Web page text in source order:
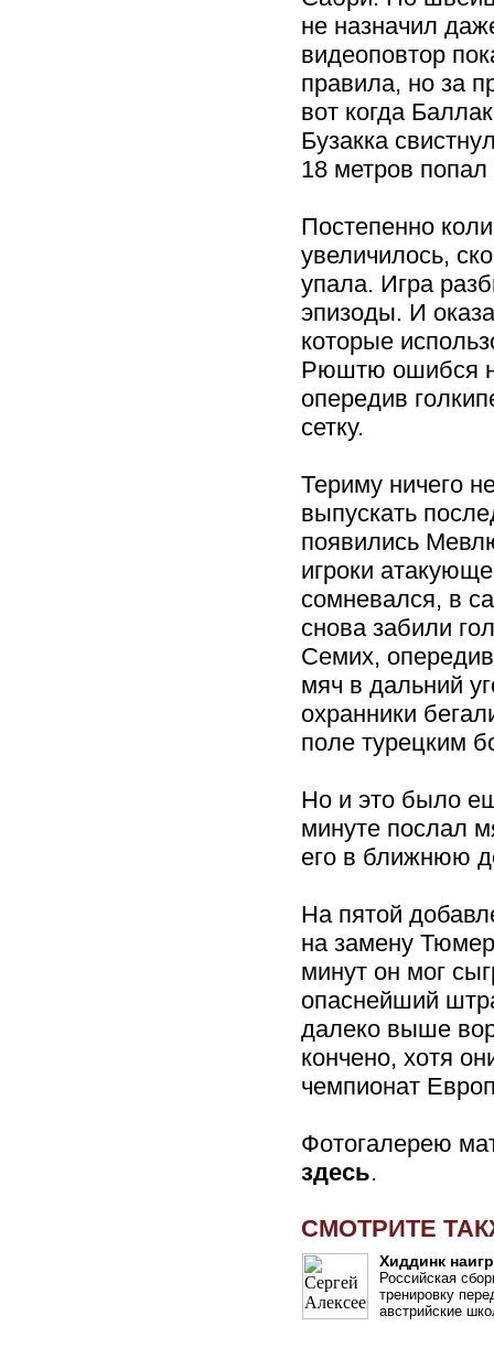
не назначил
видеоповтор
правила, но за
вот когда
Бузакка
18 метров попал
Постепенно
увеличилось,
упала. Игра
эпизоды. И
которые
Рюштю ошибся
опередив
сетку.
Териму ничего
выпускать
появились
игроки
сомневался, в
снова забили
Семих,
мяч в дальний
охранники
поле турецким
Но и это было
минуте послал
его в ближнюю
На пятой
на замену
минут он мог
опаснейший
далеко выше
кончено, хотя
чемпионат
Фотогалерею
здесь.
СМОТРИТЕ
Хиддинк
Российская
тренировку
австрийские